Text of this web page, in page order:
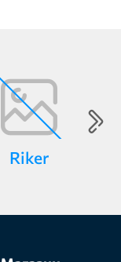
Riker